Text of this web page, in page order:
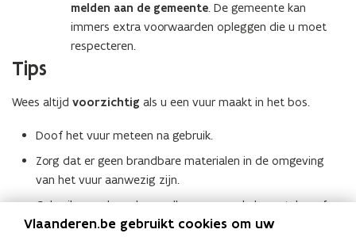
melden aan de gemeente. De gemeente kan
immers extra voorwaarden opleggen die u moet
respecteren.
Tips
Wees altijd voorzichtig als u een vuur maakt in het bos.
Doof het vuur meteen na gebruik.
Zorg dat er geen brandbare materialen in de omgeving
van het vuur aanwezig zijn.
Gebruik geen brandversnellers, maar enkel aansteker of
lucifers.
Vlaanderen.be gebruikt cookies om uw